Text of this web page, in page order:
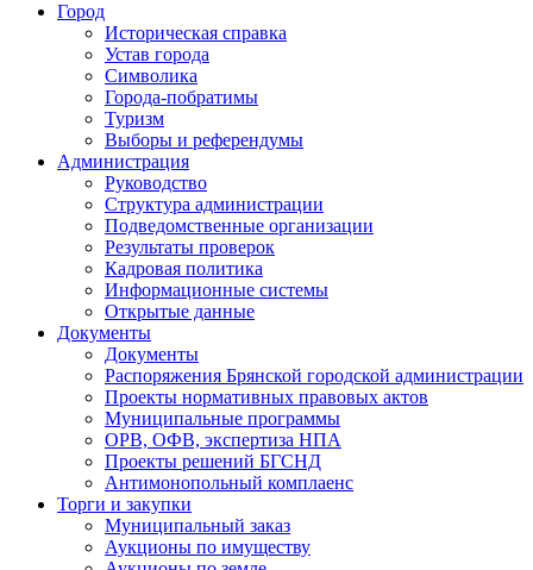
Город
Историческая справка
Устав города
Символика
Города-побратимы
Туризм
Выборы и референдумы
Администрация
Руководство
Структура администрации
Подведомственные организации
Результаты проверок
Кадровая политика
Информационные системы
Открытые данные
Документы
Документы
Распоряжения Брянской городской администрации
Проекты нормативных правовых актов
Муниципальные программы
ОРВ, ОФВ, экспертиза НПА
Проекты решений БГСНД
Антимонопольный комплаенс
Торги и закупки
Муниципальный заказ
Аукционы по имуществу